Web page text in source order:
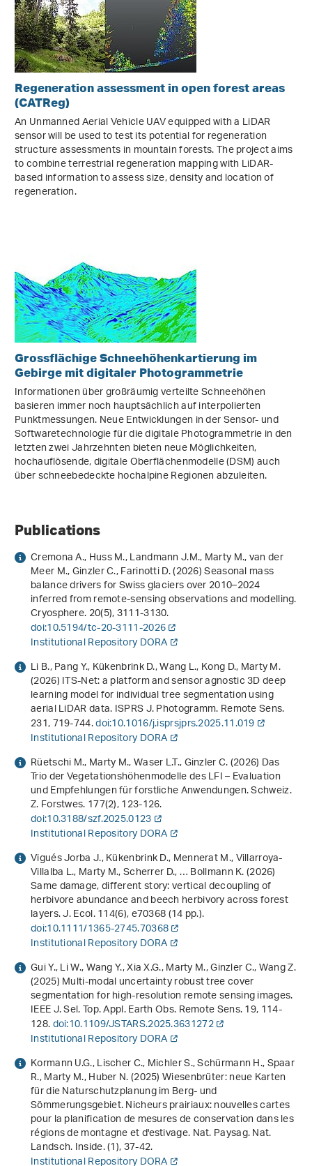
Regeneration assessment in open forest areas
(CATReg)
An Unmanned Aerial Vehicle UAV equipped with a LiDAR
sensor will be used to test its potential for regeneration
structure assessments in mountain forests. The project aims
to combine terrestrial regeneration mapping with LiDAR-
based information to assess size, density and location of
regeneration.
Grossflächige Schneehöhenkartierung im
Gebirge mit digitaler Photogrammetrie
Informationen über großräumig verteilte Schneehöhen
basieren immer noch hauptsächlich auf interpolierten
Punktmessungen. Neue Entwicklungen in der Sensor- und
Softwaretechnologie für die digitale Photogrammetrie in den
letzten zwei Jahrzehnten bieten neue Möglichkeiten,
hochauflösende, digitale Oberflächenmodelle (DSM) auch
über schneebedeckte hochalpine Regionen abzuleiten.
Publications
Cremona A., Huss M., Landmann J.M., Marty M., van der
Meer M., Ginzler C., Farinotti D. (2026) Seasonal mass
balance drivers for Swiss glaciers over 2010–2024
inferred from remote-sensing observations and modelling.
Cryosphere.20(5), 3111-3130.
doi:10.5194/tc-20-3111-2026
Institutional Repository DORA
Li B., Pang Y., Kükenbrink D., Wang L., Kong D., Marty M.
(2026) ITS-Net: a platform and sensor agnostic 3D deep
learning model for individual tree segmentation using
aerial LiDAR data. ISPRS J. Photogramm. Remote Sens.
231, 719-744.doi:10.1016/j.isprsjprs.2025.11.019
Institutional Repository DORA
Rüetschi M., Marty M., Waser L.T., Ginzler C. (2026) Das
Trio der Vegetationshöhenmodelle des LFI – Evaluation
und Empfehlungen für forstliche Anwendungen. Schweiz.
Z. Forstwes.177(2), 123-126.
doi:10.3188/szf.2025.0123
Institutional Repository DORA
Vigués Jorba J., Kükenbrink D., Mennerat M., Villarroya‐
Villalba L., Marty M., Scherrer D., … Bollmann K. (2026)
Same damage, different story: vertical decoupling of
herbivore abundance and beech herbivory across forest
layers. J. Ecol.114(6), e70368 (14 pp.).
doi:10.1111/1365-2745.70368
Institutional Repository DORA
Gui Y., Li W., Wang Y., Xia X.G., Marty M., Ginzler C., Wang Z.
(2025) Multi-modal uncertainty robust tree cover
segmentation for high-resolution remote sensing images.
IEEE J. Sel. Top. Appl. Earth Obs. Remote Sens.19, 114-
128.doi:10.1109/JSTARS.2025.3631272
Institutional Repository DORA
Kormann U.G., Lischer C., Michler S., Schürmann H., Spaar
R., Marty M., Huber N. (2025) Wiesenbrüter: neue Karten
für die Naturschutzplanung im Berg- und
Sömmerungsgebiet. Nicheurs prairiaux: nouvelles cartes
pour la planification de mesures de conservation dans les
régions de montagne et d'estivage. Nat. Paysag. Nat.
Landsch. Inside. (1), 37-42.